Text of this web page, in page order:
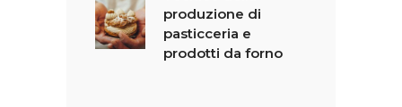
produzione di
pasticceria e
prodotti da forno